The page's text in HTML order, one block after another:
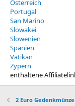
Österreich
Portugal
San Marino
Slowakei
Slowenien
Spanien
Vatikan
Zypern
enthaltene
2 Euro